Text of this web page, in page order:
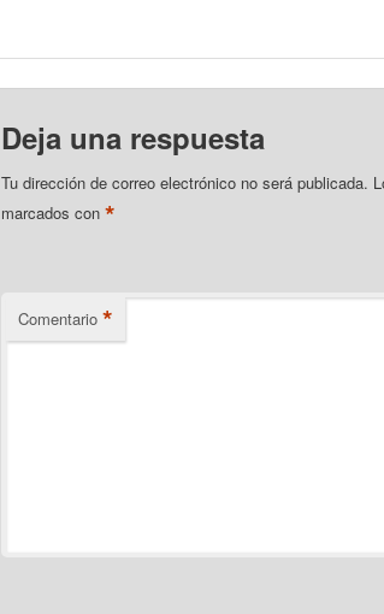
Deja una respuesta
Tu dirección de correo electrónico no será publicada.
marcados con*
Comentario *